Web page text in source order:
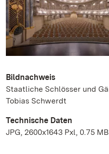
Bildnachweis
Staatliche Schlösser und
Tobias Schwerdt
Technische Daten
JPG, 2600x1643 Pxl, 0.75 MB